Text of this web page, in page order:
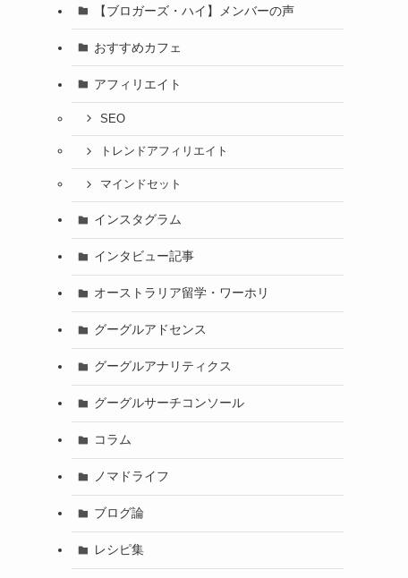
【ブロガーズ・ハイ】メンバーの声
おすすめカフェ
アフィリエイト
SEO
トレンドアフィリエイト
マインドセット
インスタグラム
インタビュー記事
オーストラリア留学・ワーホリ
グーグルアドセンス
グーグルアナリティクス
グーグルサーチコンソール
コラム
ノマドライフ
ブログ論
レシピ集